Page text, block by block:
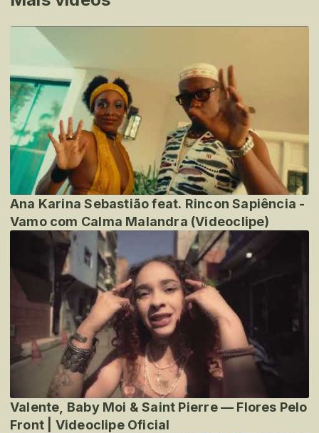
Ana Karina Sebastião feat. Rincon Sapiência -
Vamo com Calma Malandra (Videoclipe)
Valente, Baby Moi & Saint Pierre — Flores Pelo
Front | Videoclipe Oficial